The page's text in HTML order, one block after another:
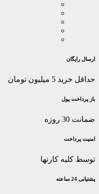
ارسال رایگان
حداقل خرید 5 میلیون تومان
باز پرداخت پول
ضمانت 30 روزه
امنیت پرداخت
توسط کلیه کارتها
پشتیانی 24 ساعته